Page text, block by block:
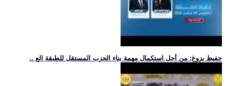
.. حفيظ يزوغ: من أجل استكمال مهمة بناء الحزب المستقل للطبقة الع